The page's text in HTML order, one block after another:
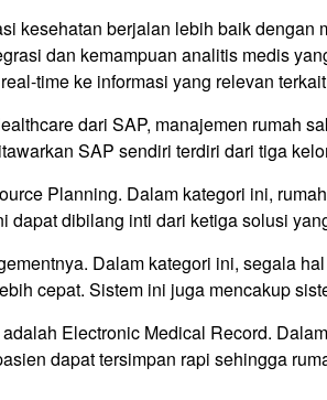
kesehatan berjalan lebih baik dengan
dan kemampuan analitis medis
time ke informasi yang relevan
dari SAP, manajemen rumah
SAP sendiri terdiri dari tiga
Planning. Dalam kategori ini,
dapat dibilang inti dari ketiga solusi
Dalam kategori ini, segala
cepat. Sistem ini juga mencakup
Electronic Medical Record.
dapat tersimpan rapi sehingga